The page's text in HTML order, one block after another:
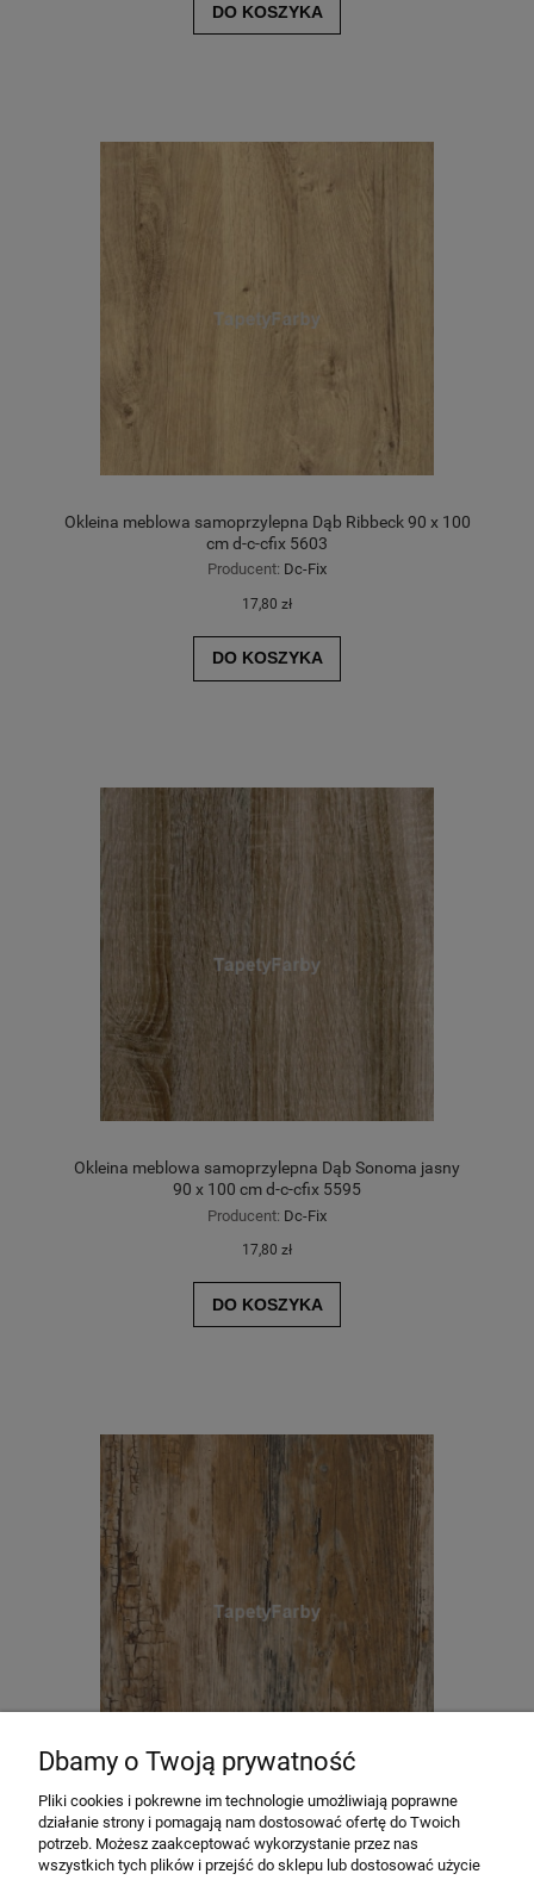
DO KOSZYKA
Okleina meblowa samoprzylepna Dąb Ribbeck 90 x 100
cm d-c-cfix 5603
Producent: Dc-Fix
17,80 zł
DO KOSZYKA
Okleina meblowa samoprzylepna Dąb Sonoma jasny
90 x 100 cm d-c-cfix 5595
Producent: Dc-Fix
17,80 zł
DO KOSZYKA
Okleina meblowa samoprzylepna DĄB RUSTYKALNY
90x100 cm DCFix 200-5424
Producent: Dc-Fix
Dbamy o Twoją prywatność
Pliki cookies i pokrewne im technologie umożliwiają poprawne
działanie strony i pomagają nam dostosować ofertę do Twoich
potrzeb. Możesz zaakceptować wykorzystanie przez nas
wszystkich tych plików i przejść do sklepu lub dostosować użycie